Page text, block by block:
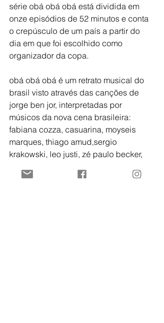
série obá obá obá está dividida em
onze episódios de 52 minutos e conta
o crepúsculo de um país a partir do
dia em que foi escolhido como
organizador da copa.
obá obá obá é um retrato musical do
brasil visto através das canções de
jorge ben jor, interpretadas por
músicos da nova cena brasileira:
fabiana cozza, casuarina, moyseis
marques, thiago amud,sergio
krakowski, leo justi, zé paulo becker,